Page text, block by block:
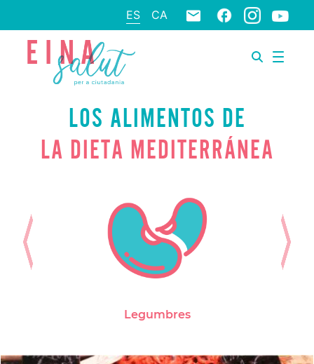
ES CA
LOS ALIMENTOS DE
LA DIETA MEDITERRÁNEA
Legumbres
Previous Next